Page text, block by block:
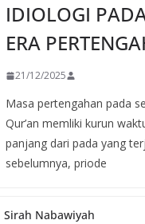
IDIOLOGI
ERA
21/12/2025
Masa pertengahan pada
Qur’an memliki kurun
panjang dari pada yang
sebelumnya, priode
Sirah Nabawiyah